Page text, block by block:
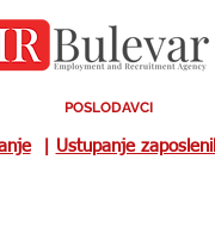
POSLODAVCI
| Ustupanje